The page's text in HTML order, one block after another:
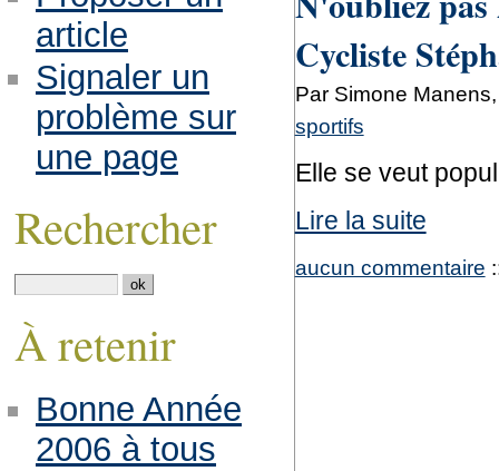
Cycliste
Par Simone
sportifs
Elle se veut
Lire la suite
aucun commentaire
article
Signaler un
problème sur
une page
Rechercher
À retenir
Bonne Année
2006 à tous